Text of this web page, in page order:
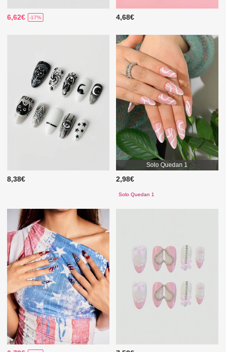
6,62€ -17% 4,68€
8,38€
Solo Quedan 1
2,98€
Solo Quedan 1